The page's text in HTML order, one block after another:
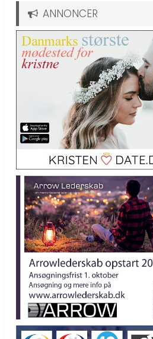
ANNONCER